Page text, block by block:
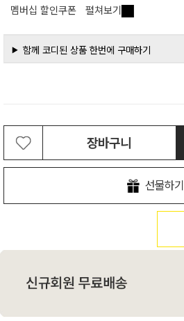
멤버십 할인쿠폰
펼쳐보기
함께 코디된 상품 한번에 구매하기
장바구니
선물하기